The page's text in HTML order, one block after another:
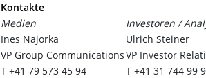
Kontakte
Medien
Investoren /
Ines Najorka
Ulrich Steiner
VP Group CommunicationsVP Investor
T +41 79 573 45 94
T +41 31 744 99